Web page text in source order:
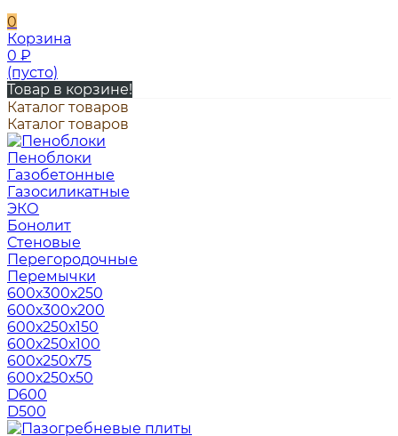
0
Корзина
0 ₽
(пусто)
Товар в корзине!
Каталог товаров
Каталог товаров
Пеноблоки
Газобетонные
Газосиликатные
ЭКО
Бонолит
Стеновые
Перегородочные
Перемычки
600х300х250
600х300х200
600х250х150
600х250х100
600х250х75
600х250х50
D600
D500